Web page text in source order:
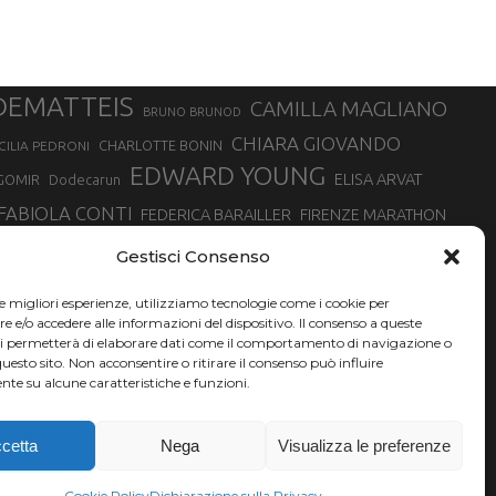
Gestisci Consenso
migliori esperienze, utilizziamo tecnologie come i cookie per
e/o accedere alle informazioni del dispositivo. Il consenso a queste
permetterà di elaborare dati come il comportamento di navigazione o
sito. Non acconsentire o ritirare il consenso può influire
su alcune caratteristiche e funzioni.
Nega Visualizza le preferenze
BRUNO BRUNOD CAMILLA MAGLIANO
PEDRONI CHARLOTTE BONIN CHIARA GIOVANDO
Dodecarun EDWARD YOUNG ELISA ARVAT
FABIOLA CONTI FEDERICA BARAILLER FIRENZE MARATHON
GIOVANNA EPIS GIULIANO CAVALLO
DI TORINO MARATONINA MARCELLA BELLETTI MARCO OLMO
MONVISO VERTICAL RACE NADIA BATTOCLETTI
BONALDI SILVIA RAMPAZZO
CHEVRIER YEMAN CRIPPA